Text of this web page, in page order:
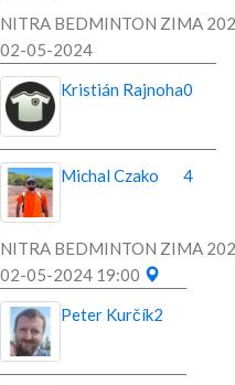
NITRA BEDMINTON ZIMA
02-05-2024
Kristián Rajnoha0
Michal Czako 4
NITRA BEDMINTON ZIMA
02-05-2024 19:00
Peter Kurčík2